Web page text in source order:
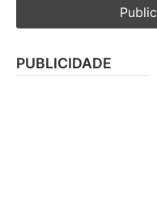
PUBLICIDADE